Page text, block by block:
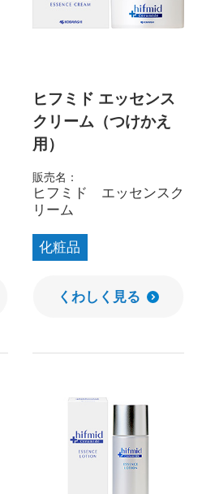
ヒフミド エッセンス
クリーム（つけかえ
用）
販売名：
ヒフミド エッセンスク
リーム
化粧品
くわしく見る